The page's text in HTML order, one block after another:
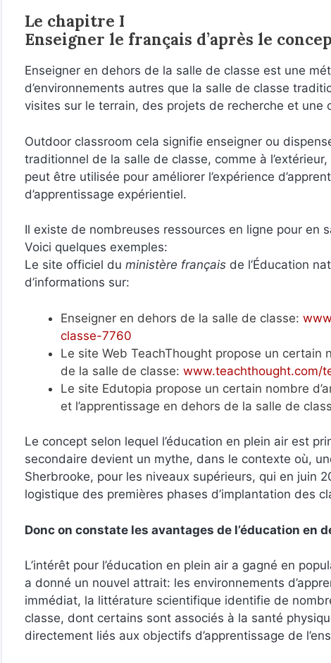
Le chapitre I
Enseigner le français d’après le
Enseigner en dehors de la salle de classe est une
d’environnements autres que la salle de classe
visites sur le terrain, des projets de recherche et une
Outdoor classroom cela signifie enseigner ou
traditionnel de la salle de classe, comme à
peut être utilisée pour améliorer l’expérience
d’apprentissage expérientiel.
Il existe de nombreuses ressources en ligne pour en
Voici quelques exemples:
Le site officiel du ministère français de l’Éducation
d’informations sur:
Enseigner en dehors de la salle de classe:
classe-7760
Le site Web TeachThought propose un certain
de la salle de classe: www.teachthought.com/
Le site Edutopia propose un certain nombre
et l’apprentissage en dehors de la salle de
Le concept selon lequel l’éducation en plein air est
secondaire devient un mythe, dans le contexte où,
Sherbrooke, pour les niveaux supérieurs, qui en juin
logistique des premières phases d’implantation des
Donc on constate les avantages de l’éducation en
L’intérêt pour l’éducation en plein air a gagné en
a donné un nouvel attrait: les environnements
immédiat, la littérature scientifique identifie de
classe, dont certains sont associés à la santé
directement liés aux objectifs d’apprentissage de